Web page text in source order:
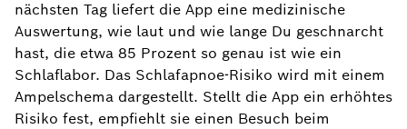
nächsten Tag liefert die App eine medizinische
Auswertung, wie laut und wie lange Du geschnarcht
hast, die etwa 85 Prozent so genau ist wie ein
Schlaflabor. Das Schlafapnoe-Risiko wird mit einem
Ampelschema dargestellt. Stellt die App ein erhöhtes
Risiko fest, empfiehlt sie einen Besuch beim